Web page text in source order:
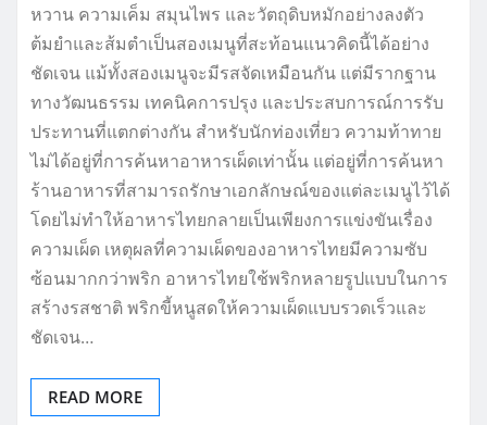
หวาน ความเค็ม สมุนไพร และวัตถุดิบหมักอย่างลงตัว
ต้มยำและส้มตำเป็นสองเมนูที่สะท้อนแนวคิดนี้ได้อย่าง
ชัดเจน แม้ทั้งสองเมนูจะมีรสจัดเหมือนกัน แต่มีรากฐาน
ทางวัฒนธรรม เทคนิคการปรุง และประสบการณ์การรับ
ประทานที่แตกต่างกัน สำหรับนักท่องเที่ยว ความท้าทาย
ไม่ได้อยู่ที่การค้นหาอาหารเผ็ดเท่านั้น แต่อยู่ที่การค้นหา
ร้านอาหารที่สามารถรักษาเอกลักษณ์ของแต่ละเมนูไว้ได้
โดยไม่ทำให้อาหารไทยกลายเป็นเพียงการแข่งขันเรื่อง
ความเผ็ด เหตุผลที่ความเผ็ดของอาหารไทยมีความซับ
ซ้อนมากกว่าพริก อาหารไทยใช้พริกหลายรูปแบบในการ
สร้างรสชาติ พริกขี้หนูสดให้ความเผ็ดแบบรวดเร็วและ
ชัดเจน…
READ MORE